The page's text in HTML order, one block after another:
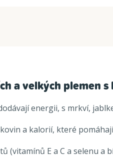
a velkých plemens
energii, s mrkví,
a kalorií, které
(vitamínů E a C a selenu